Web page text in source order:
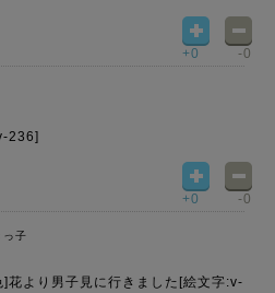
+0 -0
236]
+0 -0
っ子
花より男子見に行きました[絵文字:v-